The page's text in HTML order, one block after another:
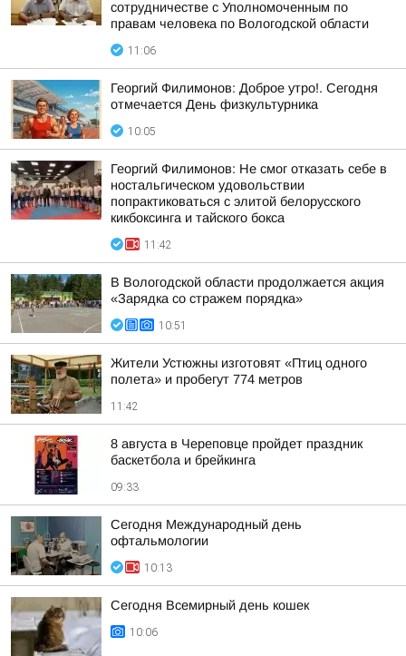
сотрудничестве с Уполномоченным по
правам человека по Вологодской области
11:06
Георгий Филимонов: Доброе утро!. Сегодня
отмечается День физкультурника
10:05
Георгий Филимонов: Не смог отказать себе в
ностальгическом удовольствии
попрактиковаться с элитой белорусского
кикбоксинга и тайского бокса
11:42
В Вологодской области продолжается акция
«Зарядка со стражем порядка»
10:51
Жители Устюжны изготовят «Птиц одного
полета» и пробегут 774 метров
11:42
8 августа в Череповце пройдет праздник
баскетбола и брейкинга
09:33
Сегодня Международный день
офтальмологии
10:13
Сегодня Всемирный день кошек
10:06